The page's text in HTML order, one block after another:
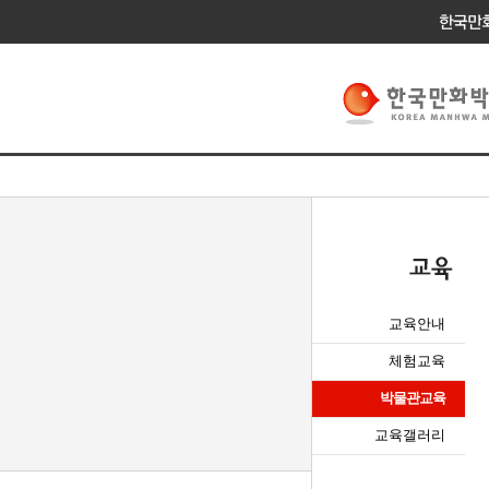
교육안내
체험교육
박물관교육
교육갤러리